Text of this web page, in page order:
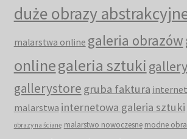
duże obrazy
malarstwa online galeria obrazów
onlinegaleria sztuki
gallerystore gruba faktura
malarstwa internetowa galeria sztuki
obrazy na ścianę malarstwo nowoczesne modne